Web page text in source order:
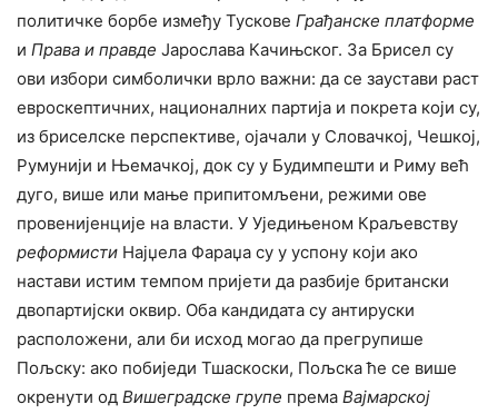
политичке борбе између Тускове Грађанске платформе
и Права и правде Јарослава Качињског. За Брисел су
ови избори симболички врло важни: да се заустави раст
евроскептичних, националних партија и покрета који су,
из бриселске перспективе, ојачали у Словачкој, Чешкој,
Румунији и Њемачкој, док су у Будимпешти и Риму већ
дуго, више или мање припитомљени, режими ове
провенијенције на власти. У Уједињеном Краљевству
реформисти Најџела Фараџа су у успону који ако
настави истим темпом пријети да разбије британски
двопартијски оквир. Оба кандидата су антируски
расположени, али би исход могао да прегрупише
Пољску: ако побиједи Тшаскоски, Пољска ће се више
окренути од Вишеградске групе према Вајмарској